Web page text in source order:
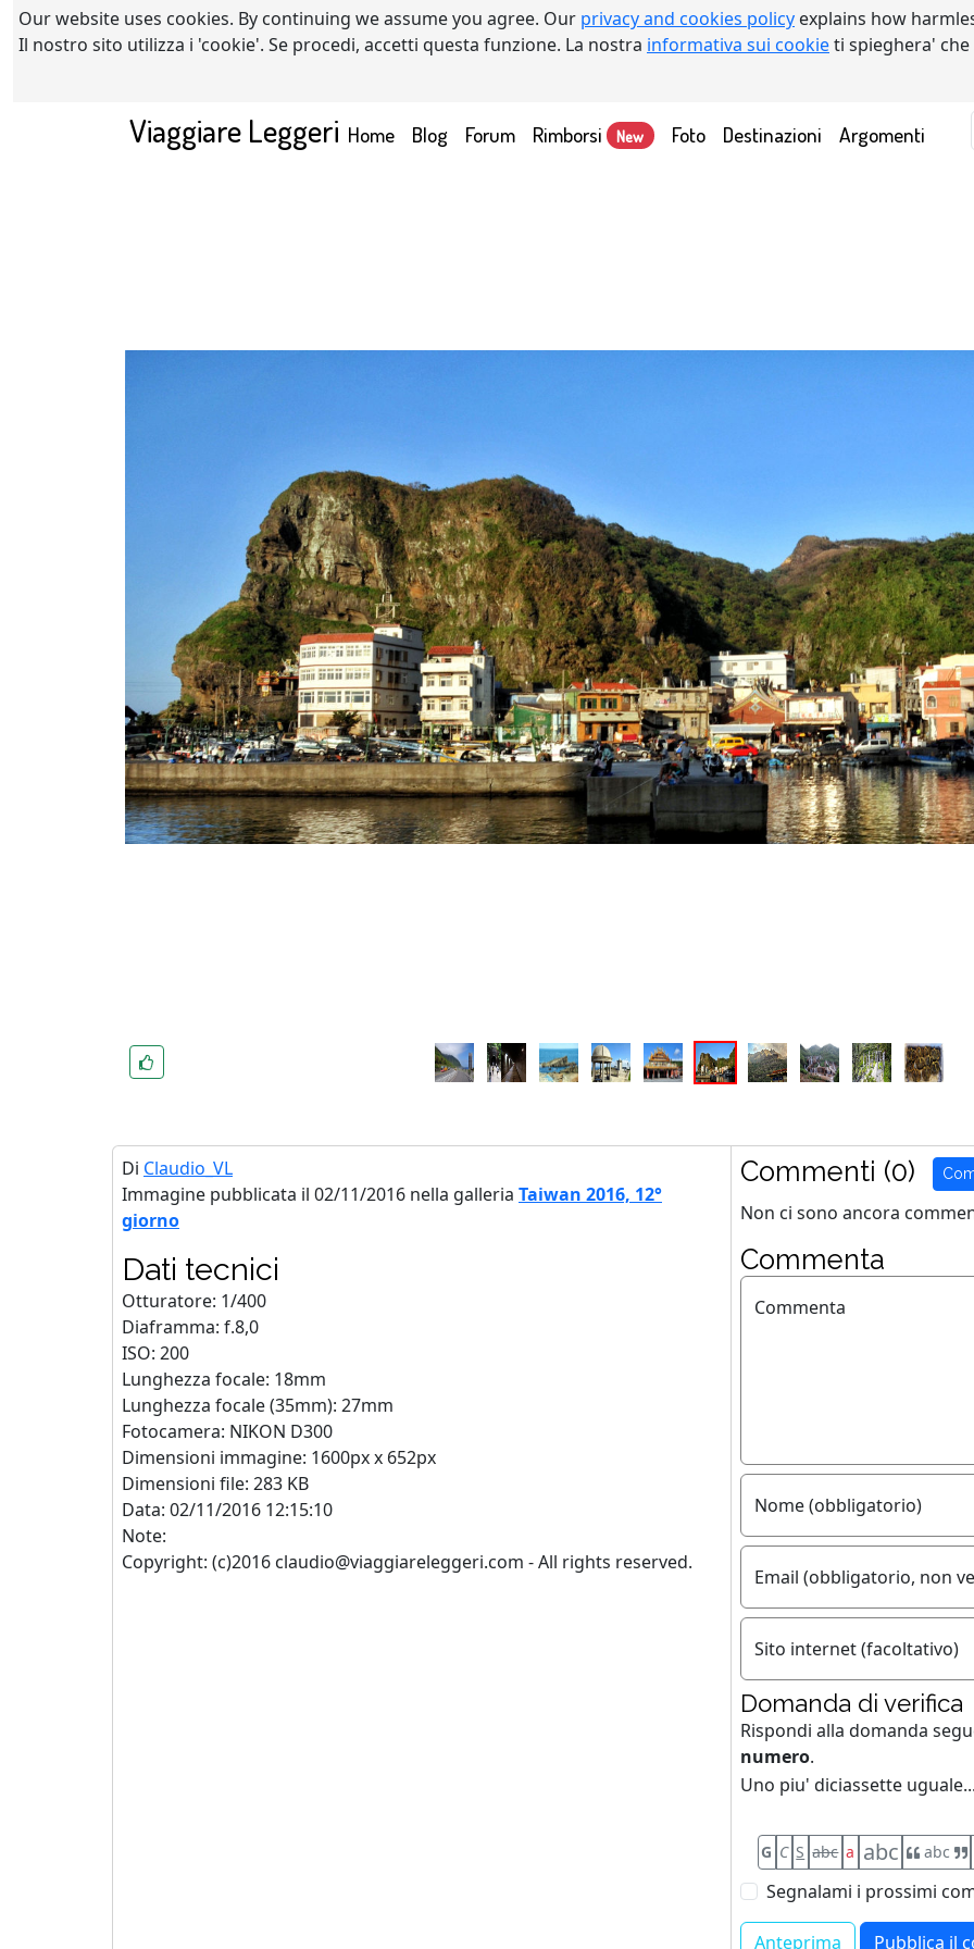
Our website uses cookies. By continuing we assume you agree. Our privacy and cookies policy explains how
Il nostro sito utilizza i 'cookie'. Se procedi, accetti questa funzione. La nostra informativa sui cookieti spieghera'
Viaggiare Leggeri Home(current)
Blog Forum Rimborsi New Foto Destinazioni Argomenti
Di Claudio_VL
Immagine pubblicata il 02/11/2016 nella galleria Taiwan 2016, 12°
giorno
Dati tecnici
Otturatore: 1/400
Diaframma: f.8,0
ISO: 200
Lunghezza focale: 18mm
Lunghezza focale (35mm): 27mm
Fotocamera: NIKON D300
Dimensioni immagine: 1600px x 652px
Dimensioni file: 283 KB
Data: 02/11/2016 12:15:10
Note:
Copyright: (c)2016 claudio@viaggiareleggeri.com - All rights reserved.
Commenti (0)
Non ci sono ancora
Commenta
Commenta
Nome (obbligatorio)
Email (obbligatorio, non
Sito internet (facoltativo)
Domanda di verifica
Rispondi alla domanda
numero.
Uno piu' diciassette uguale...
G C S abc a abc abc
Segnalami i prossimi